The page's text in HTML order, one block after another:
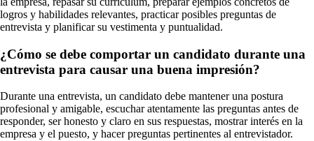
logros y habilidades relevantes, practicar posibles preguntas de
entrevista y planificar su vestimenta y puntualidad.
¿Cómo se debe comportar un candidato durante una
entrevista para causar una buena impresión?
Durante una entrevista, un candidato debe mantener una postura
profesional y amigable, escuchar atentamente las preguntas antes de
responder, ser honesto y claro en sus respuestas, mostrar interés en la
empresa y el puesto, y hacer preguntas pertinentes al entrevistador.